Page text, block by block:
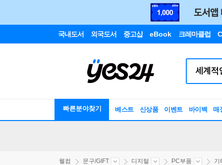
국내도서 외국도서 중고샵 eBook 크레마클럽
빠른분야찾기 베스트 신상품 이벤트 바이백 매
웰컴 문구/GIFT 디지털 PC부품 기